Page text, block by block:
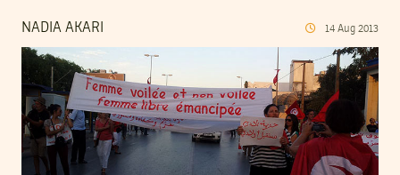
NADIA AKARI 14 Aug 2013